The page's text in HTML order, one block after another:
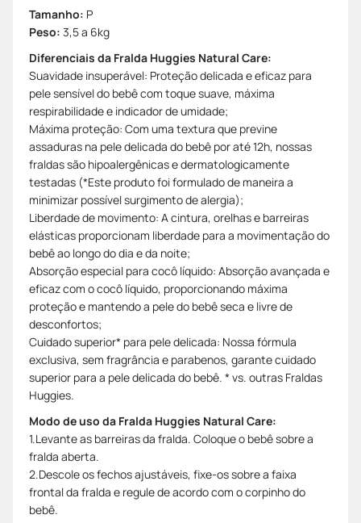
Tamanho: P
Peso: 3,5 a 6kg
Diferenciais da Fralda Huggies Natural Care:
Suavidade insuperável: Proteção delicada e eficaz para
pele sensível do bebê com toque suave, máxima
respirabilidade e indicador de umidade;
Máxima proteção: Com uma textura que previne
assaduras na pele delicada do bebê por até 12h, nossas
fraldas são hipoalergênicas e dermatologicamente
testadas (*Este produto foi formulado de maneira a
minimizar possível surgimento de alergia);
Liberdade de movimento: A cintura, orelhas e barreiras
elásticas proporcionam liberdade para a movimentação do
bebê ao longo do dia e da noite;
Absorção especial para cocô líquido: Absorção avançada e
eficaz com o cocô líquido, proporcionando máxima
proteção e mantendo a pele do bebê seca e livre de
desconfortos;
Cuidado superior* para pele delicada: Nossa fórmula
exclusiva, sem fragrância e parabenos, garante cuidado
superior para a pele delicada do bebê. * vs. outras Fraldas
Huggies.
Modo de uso da Fralda Huggies Natural Care:
1.Levante as barreiras da fralda. Coloque o bebê sobre a
fralda aberta.
2.Descole os fechos ajustáveis, fixe-os sobre a faixa
frontal da fralda e regule de acordo com o corpinho do
bebê.